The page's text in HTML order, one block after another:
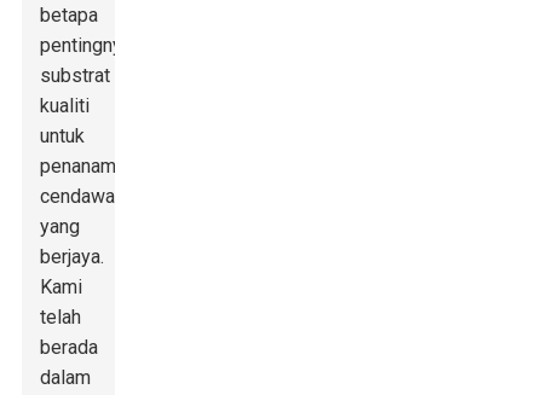
betapa
pentingnya
substrat
kualiti
untuk
penanaman
cendawan
yang
berjaya.
Kami
telah
berada
dalam